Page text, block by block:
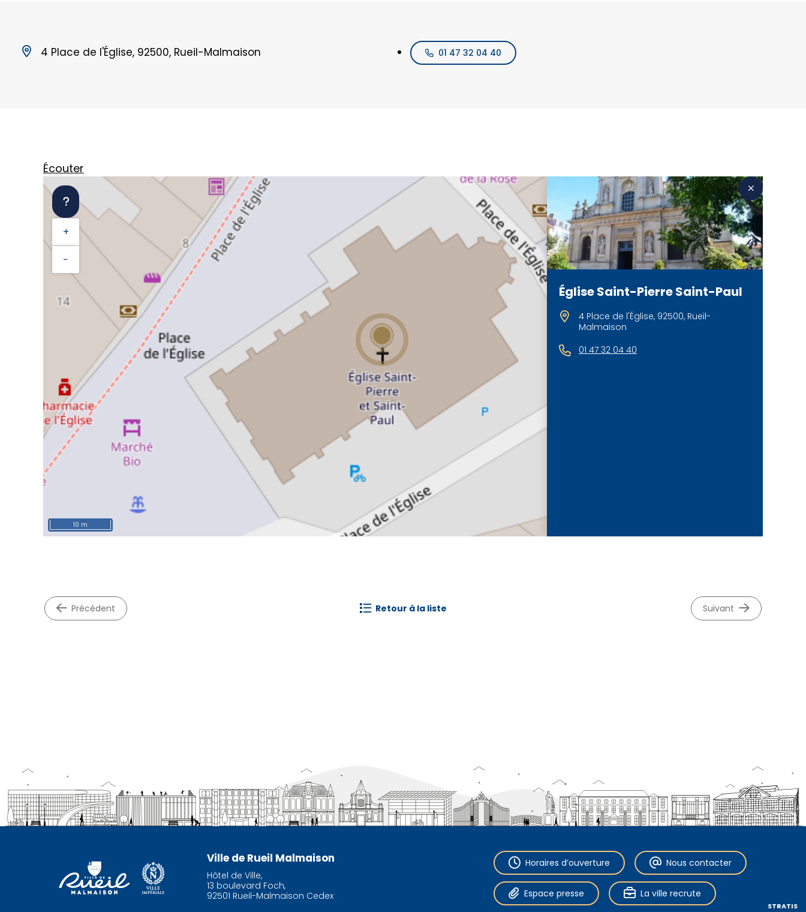
4 Place de l'Église, 92500, Rueil-Malmaison 01 47 32 04 40
Écouter
+
−
10 m
Église Saint-Pierre Saint-Paul
4 Place de l'Église, 92500, Rueil-
Malmaison
01 47 32 04 40
précédent retour à la liste suivant
Ville de Rueil Malmaison
Hôtel de Ville,
13 boulevard Foch,
92501 Rueil-Malmaison Cedex
Horaires d’ouverture Nous contacter
Espace presse La ville recrute
STRATIS